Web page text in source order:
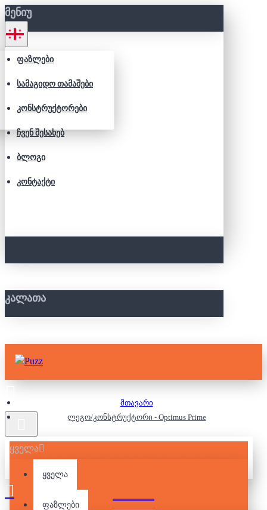
ᲛᲔᲜᲘᲣ
ᲤᲐᲖᲚᲔᲑᲘ
ᲡᲐᲛᲐᲒᲘᲓᲝ ᲗᲐᲛᲐᲨᲔᲑᲘ
ᲙᲝᲜᲡᲢᲠᲣᲥᲢᲝᲠᲔᲑᲘ
ᲩᲕᲔᲜ ᲨᲔᲡᲐᲮᲔᲑ
ᲑᲚᲝᲒᲘ
ᲙᲝᲜᲢᲐᲥᲢᲘ
ᲙᲐᲚᲐᲗᲐ
ყველა
ყველა
ფაზლები
მთავარი
ლეგო/კონსტრუქტორი - Optimus Prime
ᲚᲔᲒᲝ/ᲙᲝᲜᲡᲢᲠᲣᲥᲢᲝᲠᲘ -
OPTIMUS PRIME